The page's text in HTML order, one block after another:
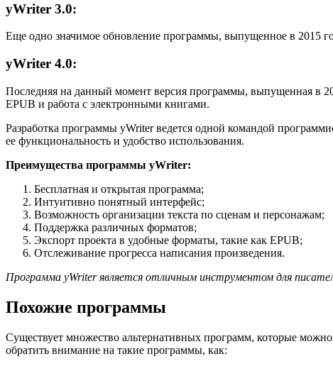
yWriter 3.0:
Еще одно значимое обновление программы, выпущенное в 2015
yWriter 4.0:
Последняя на данный момент версия программы, выпущенная в
EPUB и работа с электронными книгами.
Разработка программы yWriter ведется одной командой
ее функциональность и удобство использования.
Преимущества программы yWriter:
Бесплатная и открытая программа;
Интуитивно понятный интерфейс;
Возможность организации текста по сценам и персонажам;
Поддержка различных форматов;
Экспорт проекта в удобные форматы, такие как EPUB;
Отслеживание прогресса написания произведения.
Программа yWriter является отличным инструментом для
Похожие программы
Существует множество альтернативных программ, которые
обратить внимание на такие программы, как: